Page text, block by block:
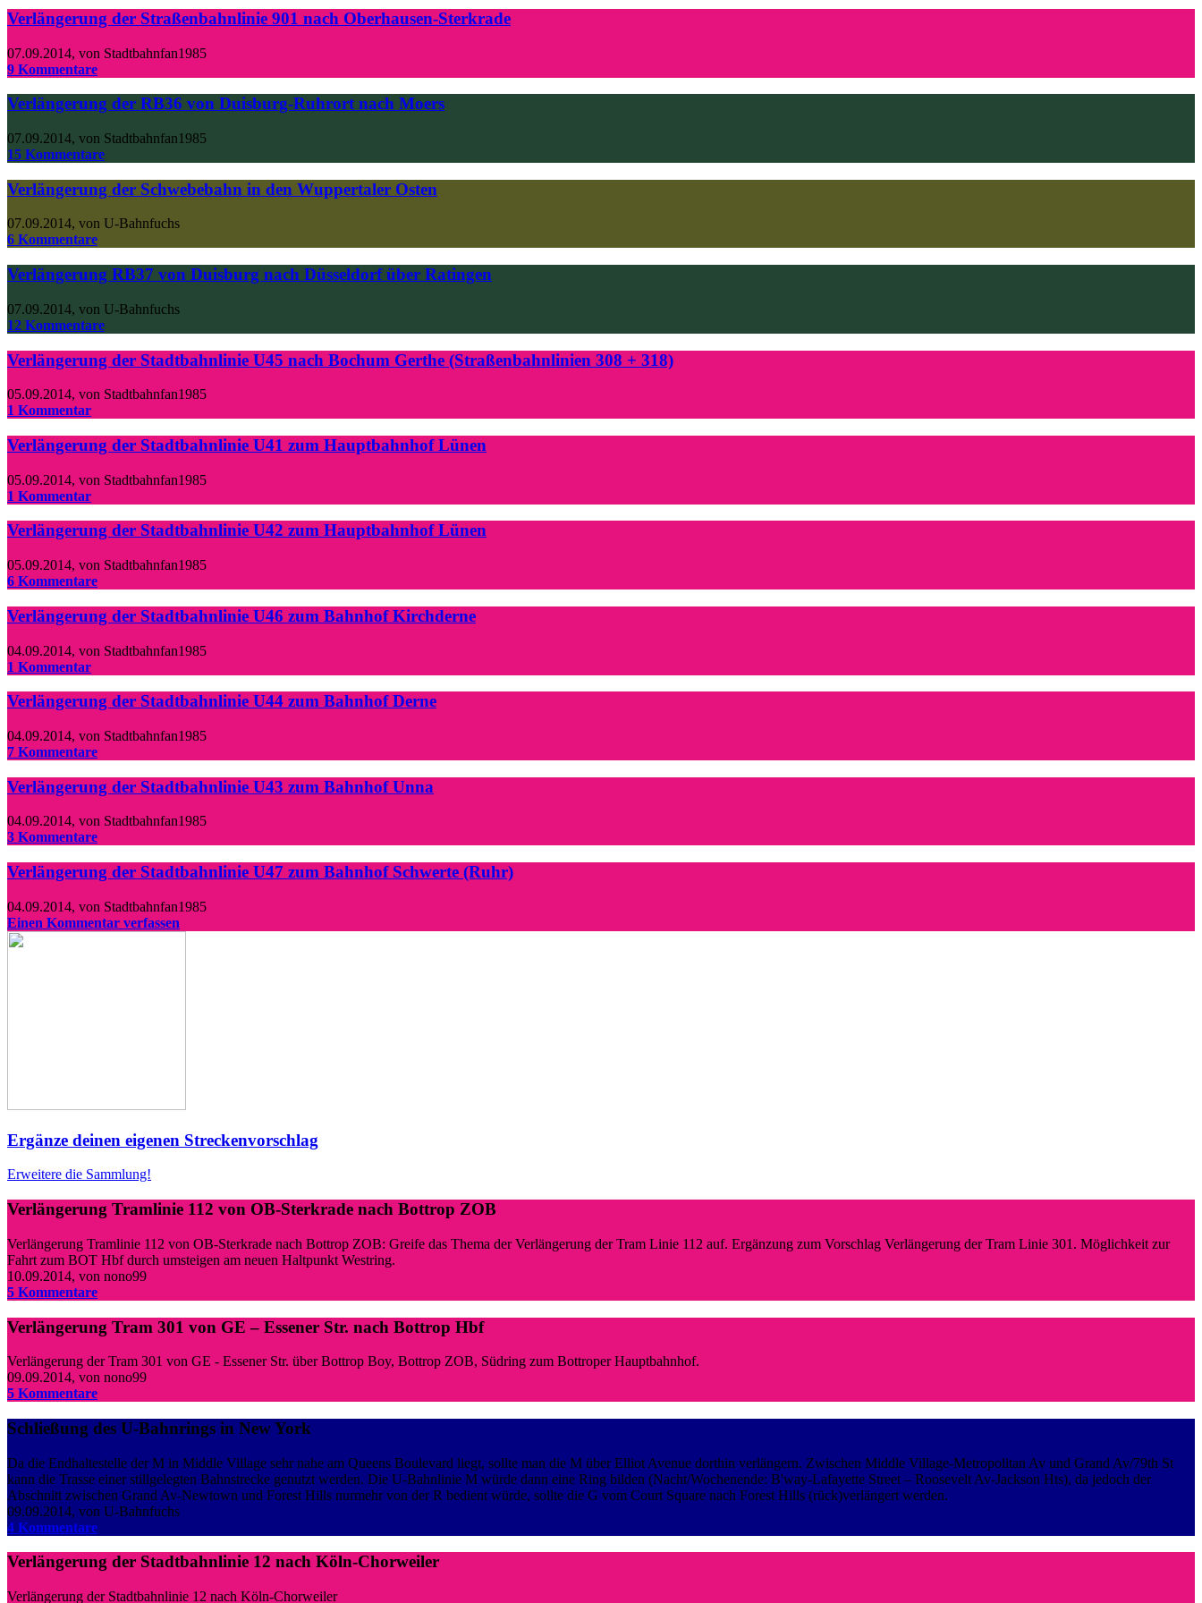
Verlängerung der Straßenbahnlinie 901 nach Oberhausen-Sterkrade
07.09.2014, von Stadtbahnfan1985
9 Kommentare
Verlängerung der RB36 von Duisburg-Ruhrort nach Moers
07.09.2014, von Stadtbahnfan1985
15 Kommentare
Verlängerung der Schwebebahn in den Wuppertaler Osten
07.09.2014, von U-Bahnfuchs
6 Kommentare
Verlängerung RB37 von Duisburg nach Düsseldorf über Ratingen
07.09.2014, von U-Bahnfuchs
12 Kommentare
Verlängerung der Stadtbahnlinie U45 nach Bochum Gerthe (Straßenbahnlinien 308 + 318)
05.09.2014, von Stadtbahnfan1985
1 Kommentar
Verlängerung der Stadtbahnlinie U41 zum Hauptbahnhof Lünen
05.09.2014, von Stadtbahnfan1985
1 Kommentar
Verlängerung der Stadtbahnlinie U42 zum Hauptbahnhof Lünen
05.09.2014, von Stadtbahnfan1985
6 Kommentare
Verlängerung der Stadtbahnlinie U46 zum Bahnhof Kirchderne
04.09.2014, von Stadtbahnfan1985
1 Kommentar
Verlängerung der Stadtbahnlinie U44 zum Bahnhof Derne
04.09.2014, von Stadtbahnfan1985
7 Kommentare
Verlängerung der Stadtbahnlinie U43 zum Bahnhof Unna
04.09.2014, von Stadtbahnfan1985
3 Kommentare
Verlängerung der Stadtbahnlinie U47 zum Bahnhof Schwerte (Ruhr)
04.09.2014, von Stadtbahnfan1985
Einen Kommentar verfassen
Ergänze deinen eigenen Streckenvorschlag
Erweitere die Sammlung!
Verlängerung Tramlinie 112 von OB-Sterkrade nach Bottrop ZOB
Verlängerung Tramlinie 112 von OB-Sterkrade nach Bottrop ZOB: Greife das Thema der Verlängerung der Tram Linie 112 auf. Ergänzung zum Vorschlag Verlängerung der Tram Linie 301. Möglichkeit zur
Fahrt zum BOT Hbf durch umsteigen am neuen Haltpunkt Westring.
10.09.2014, von nono99
5 Kommentare
Verlängerung Tram 301 von GE – Essener Str. nach Bottrop Hbf
Verlängerung der Tram 301 von GE - Essener Str. über Bottrop Boy, Bottrop ZOB, Südring zum Bottroper Hauptbahnhof.
09.09.2014, von nono99
5 Kommentare
Schließung des U-Bahnrings in New York
Da die Endhaltestelle der M in Middle Village sehr nahe am Queens Boulevard liegt, sollte man die M über Elliot Avenue dorthin verlängern. Zwischen Middle Village-Metropolitan Av und Grand Av/79th St
kann die Trasse einer stillgelegten Bahnstrecke genutzt werden. Die U-Bahnlinie M würde dann eine Ring bilden (Nacht/Wochenende: B'way-Lafayette Street – Roosevelt Av-Jackson Hts), da jedoch der
Abschnitt zwischen Grand Av-Newtown und Forest Hills nurmehr von der R bedient würde, sollte die G vom Court Square nach Forest Hills (rück)verlängert werden.
09.09.2014, von U-Bahnfuchs
4 Kommentare
Verlängerung der Stadtbahnlinie 12 nach Köln-Chorweiler
Verlängerung der Stadtbahnlinie 12 nach Köln-Chorweiler